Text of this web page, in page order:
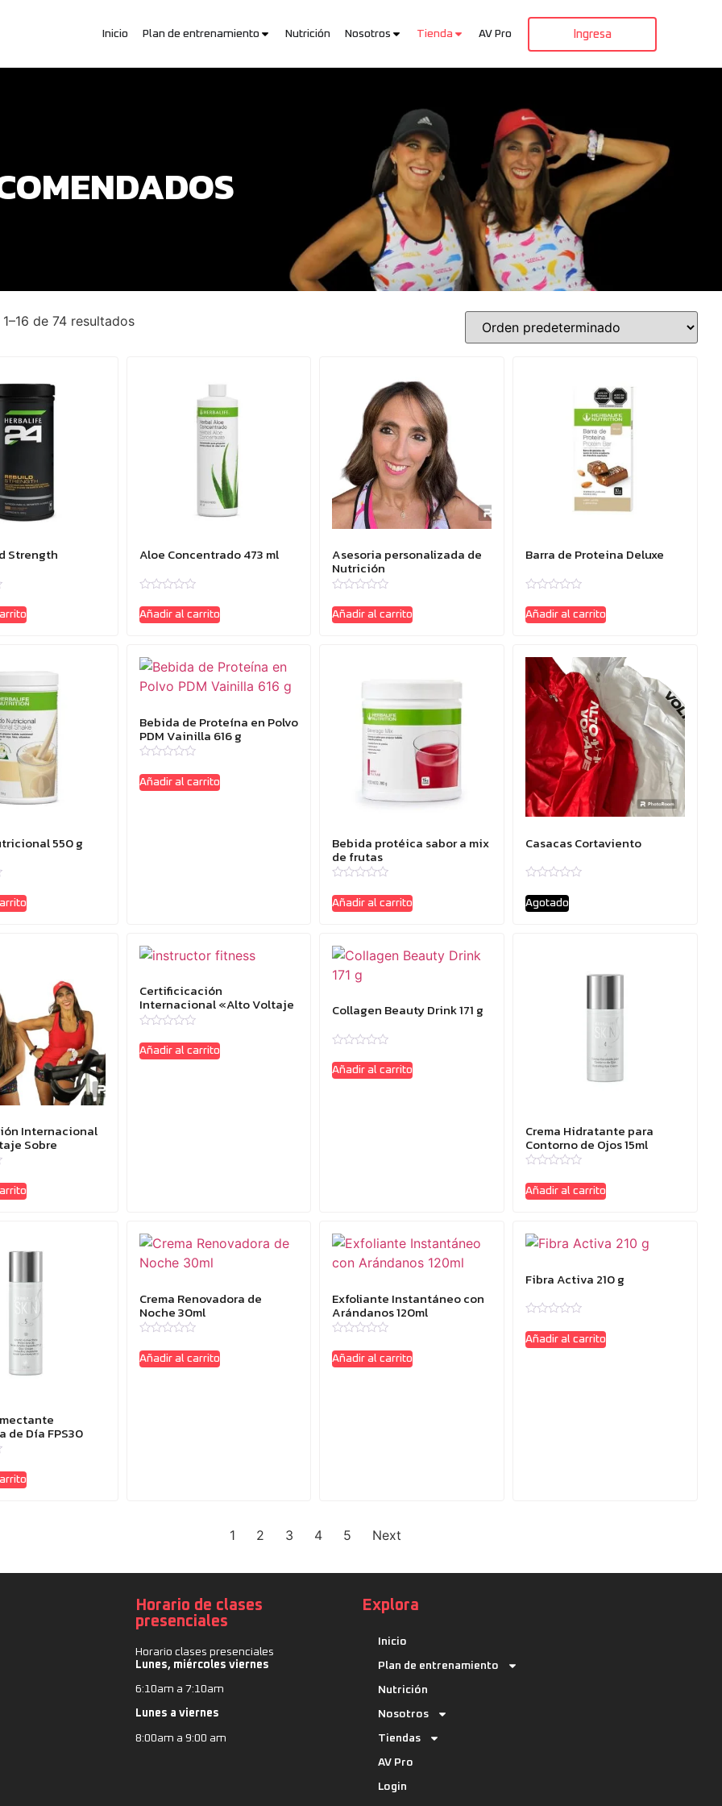
Inicio Plan de entrenamiento Nutrición Nosotros Tienda AV Pro Ingresa
de 74 resultados
Strength Aloe Concentrado 473 ml
con
0
Añadir al carrito
Asesoria personalizada de
Nutrición
con
0
Añadir al carrito
Barra de Proteina Deluxe
con
0
Añadir al carrito
550 g
Bebida de Proteína en Polvo
PDM Vainilla 616 g
con
0
Añadir al carrito
Bebida protéica sabor a mix
de frutas
con
0
Añadir al carrito
Casacas Cortaviento
con
0
Agotado
Internacional
Sobre
Certificicación
Internacional «Alto Voltaje
Innovation Instructor»
con
0
Añadir al carrito
Collagen Beauty Drink 171 g
con
0
Añadir al carrito
Crema Hidratante para
Contorno de Ojos 15ml
con
0
Añadir al carrito
de Día FPS30
Crema Renovadora de
Noche 30ml
con
0
Añadir al carrito
Exfoliante Instantáneo con
Arándanos 120ml
con
0
Añadir al carrito
Fibra Activa 210 g
con
0
Añadir al carrito
1 2 3 4 5 Next
Horario de clases
presenciales
Horario clases presenciales
Lunes, miércoles viernes
6:10am a 7:10am
Lunes a viernes
8:00am a 9:00 am
Explora
Inicio
Plan de entrenamiento
Nutrición
Nosotros
Tiendas
AV Pro
Login